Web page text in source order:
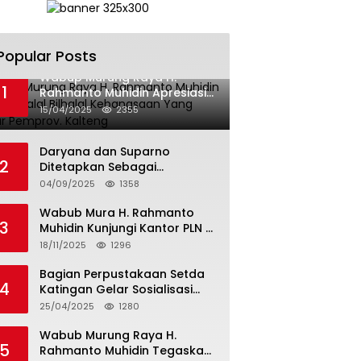
Posts
1
Wabup Murung Raya H.
Rahmanto Muhidin Apresiasi
Halal Bilhalal Kebangsaan
Yang Digelar Pemprov.
15/04/2025 2355
2
Daryana dan Suparno
Ditetapkan Sebagai
Tersangka, Kuasa
Diskriminasi Hukum, Kami
Minta Bukti”
04/09/2025 1358
3
Wabub Mura H. Rahmanto
Muhidin Kunjungi Kantor PLN di
Banjarmasin Untuk Usulkan
2026
18/11/2025 1296
Bagian Perpustakaan Setda
Katingan Gelar Sosialisasi
Surat Edaran Bersama
Membaca
25/04/2025 1280
Wabub Murung Raya H.
Rahmanto Muhidin Tegaskan